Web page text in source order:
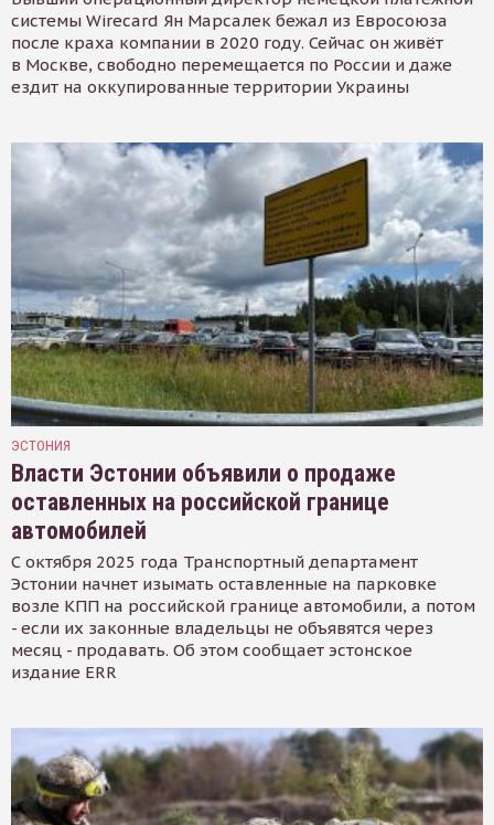
системы Wirecard Ян Марсалек бежал из Евросоюза
после краха компании в 2020 году. Сейчас он живёт
в Москве, свободно перемещается по России и даже
ездит на оккупированные территории Украины
ЭСТОНИЯ
Власти Эстонии объявили о продаже
оставленных на российской границе
автомобилей
С октября 2025 года Транспортный департамент
Эстонии начнет изымать оставленные на парковке
возле КПП на российской границе автомобили, а потом
- если их законные владельцы не объявятся через
месяц - продавать. Об этом сообщает эстонское
издание ERR